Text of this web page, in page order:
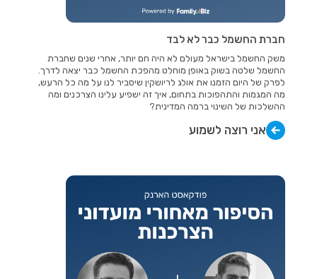
חברת החשמל כבר לא לבד
משק החשמל בישראל מעולם לא היה חם יותר, אחרי שנים שחברת
החשמל שלטה בשוק באופן מוחלט מהפכת החשמל כבר יצאה לדרך.
לפרק של היום הזמנו את אולג לריושקין שיסביר לנו על מה כל הרעש,
מה המגמות והתהפוכות בתחום, איך זה ישפיע עלינו הצרכנים ומה
ההשלכות של השינוי ברמה המדינית?
אני רוצה לשמוע